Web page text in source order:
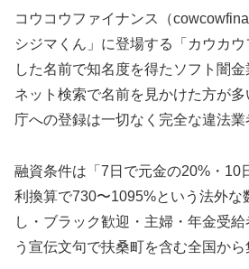
コウコウファイナンス（
シジマくん」に登場する「カウカ
した名前で知名度を得たソフト闇
ネット検索で名前を見かけた方が
庁への登録は一切なく完全な違法業
融資条件は「7日で元金の20%・10
利換算で730〜1095%という法外な
し・ブラック歓迎・主婦・年金受
う宣伝文句で扶桑町を含む全国から